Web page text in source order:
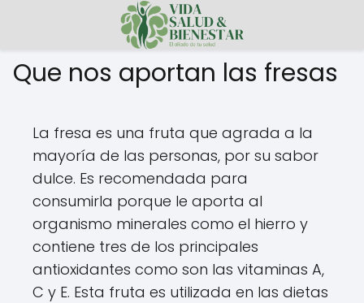
Que nos aportan las fresas
La fresa es una fruta que agrada a la
mayoría de las personas, por su sabor
dulce. Es recomendada para
consumirla porque le aporta al
organismo minerales como el hierro y
contiene tres de los principales
antioxidantes como son las vitaminas A,
C y E. Esta fruta es utilizada en las dietas